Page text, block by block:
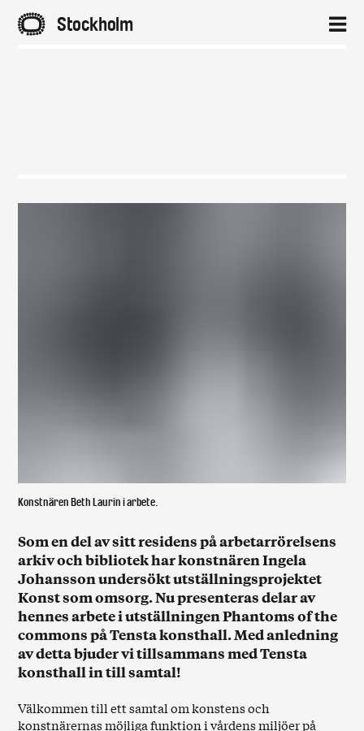
Konstnären Beth Laurin i arbete.
Som en del av sitt residens på arbetarrörelsens
arkiv och bibliotek har konstnären Ingela
Johansson undersökt utställningsprojektet
Konst som omsorg. Nu presenteras delar av
hennes arbete i utställningen Phantoms of the
commons på Tensta konsthall. Med anledning
av detta bjuder vi tillsammans med Tensta
konsthall in till samtal!
Välkommen till ett samtal om konstens och
konstnärernas möjliga funktion i vårdens miljöer på
A Stockholm 2